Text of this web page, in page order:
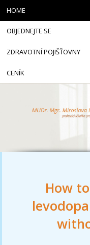
How
HOME
OBJEDNEJTE SE
ZDRAVOTNÍ POJIŠŤOVNY
CENÍK